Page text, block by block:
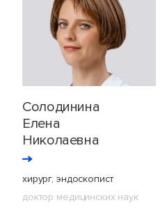
Солодинина
Елена
Николаевна
хирург, эндоскопист
доктор медицинских наук